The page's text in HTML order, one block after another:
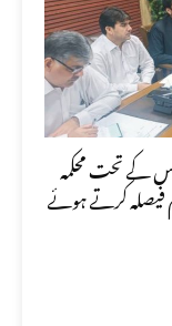
کے تحت محکمہ
کرتے ہوئے